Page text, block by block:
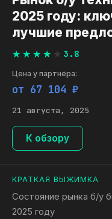
2025 году:
лучшие
3.8
Цена у партнёра:
от 67 104 ₽
21 августа, 2025
К обзору
КРАТКАЯ ВЫЖИМКА
Состояние рынка б/у
2025 году